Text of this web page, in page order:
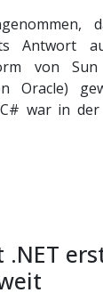
Antwort
von Sun
Oracle)
war in der